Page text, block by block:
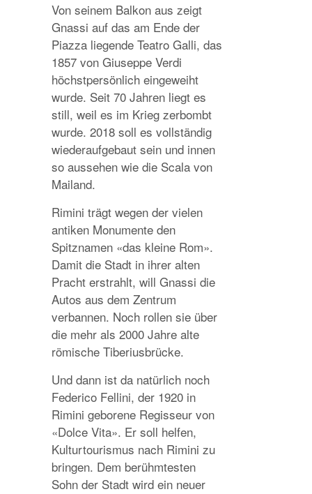
Von seinem Balkon aus zeigt
Gnassi auf das am Ende der
Piazza liegende Teatro Galli, das
1857 von Giuseppe Verdi
höchstpersönlich eingeweiht
wurde. Seit 70 Jahren liegt es
still, weil es im Krieg zerbombt
wurde. 2018 soll es vollständig
wiederaufgebaut sein und innen
so aussehen wie die Scala von
Mailand.
Rimini trägt wegen der vielen
antiken Monumente den
Spitznamen «das kleine Rom».
Damit die Stadt in ihrer alten
Pracht erstrahlt, will Gnassi die
Autos aus dem Zentrum
verbannen. Noch rollen sie über
die mehr als 2000 Jahre alte
römische Tiberiusbrücke.
Und dann ist da natürlich noch
Federico Fellini, der 1920 in
Rimini geborene Regisseur von
«Dolce Vita». Er soll helfen,
Kulturtourismus nach Rimini zu
bringen. Dem berühmtesten
Sohn der Stadt wird ein neuer